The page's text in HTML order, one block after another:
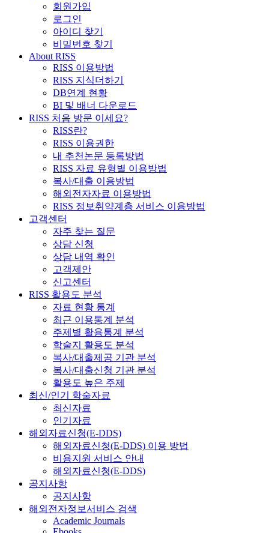
회원가입
로그인
아이디 찾기
비밀번호 찾기
About RISS
RISS 이용방법
RISS 지식더하기
DB연계 현황
BI 및 배너 다운로드
RISS 처음 방문 이세요?
RISS란?
RISS 이용권한
내 추천논문 등록방법
RISS 자료 유형별 이용방법
복사/대출 이용방법
해외전자자료 이용방법
RISS 정보취약계층 서비스 이용방법
고객센터
자주 찾는 질문
상담 신청
상담 내역 확인
고객제안
신고센터
RISS 활용도 분석
자료 현황 통계
최근 이용통계 분석
주제별 활용통계 분석
학술지 활용도 분석
복사/대출제공 기관 분석
복사/대출신청 기관 분석
활용도 높은 주제
최신/인기 학술자료
최신자료
인기자료
해외자료신청(E-DDS)
해외자료신청(E-DDS) 이용 방법
비용지원 서비스 안내
해외자료신청(E-DDS)
공지사항
공지사항
해외전자정보서비스 검색
Academic Journals